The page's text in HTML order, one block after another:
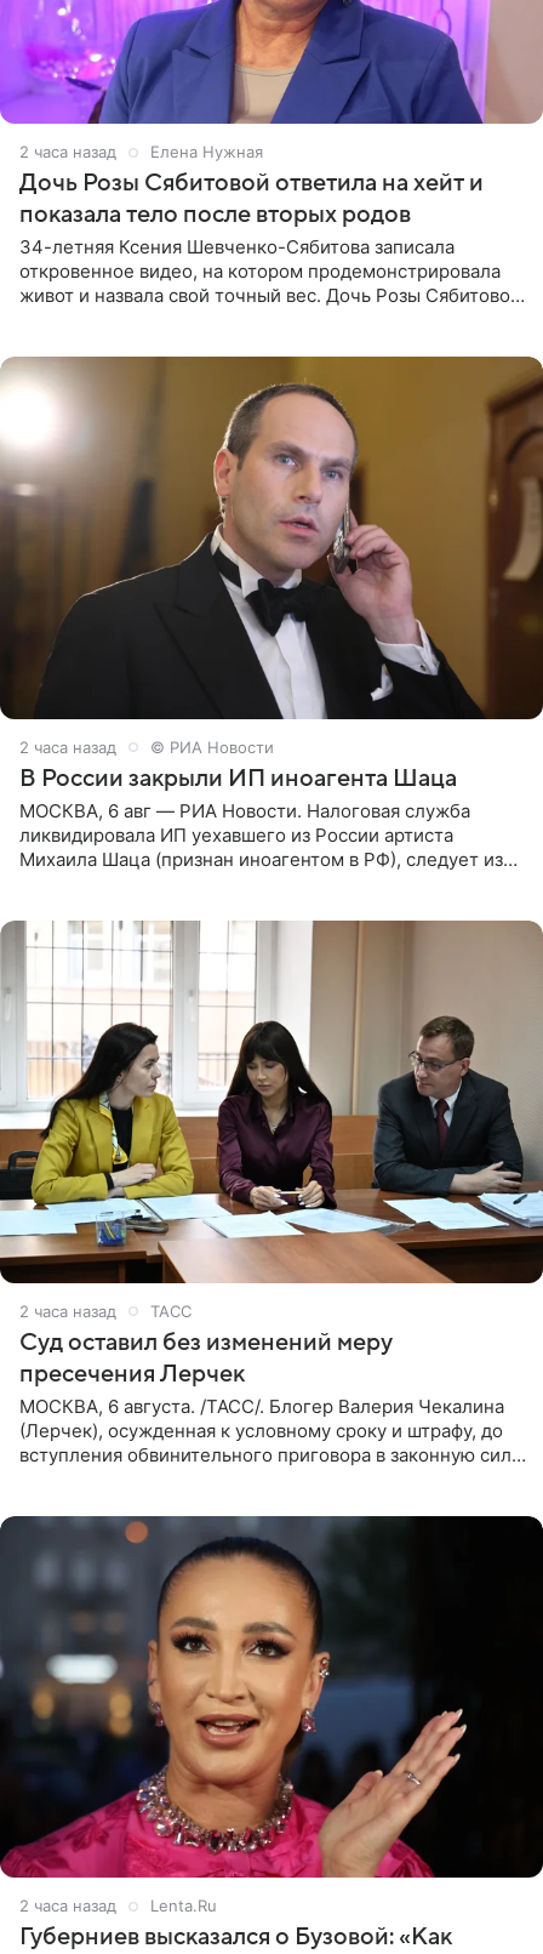
2 часа назад Елена Нужная
Дочь Розы Сябитовой ответила на хейт и
показала тело после вторых родов
34-летняя Ксения Шевченко-Сябитова записала
откровенное видео, на котором продемонстрировала
живот и назвала свой точный вес. Дочь Розы Сябитовой
2 часа назад © РИА Новости
В России закрыли ИП иноагента Шаца
МОСКВА, 6 авг — РИА Новости. Налоговая служба
ликвидировала ИП уехавшего из России артиста
Михаила Шаца (признан иноагентом в РФ), следует из
2 часа назад ТАСС
Суд оставил без изменений меру
пресечения Лерчек
МОСКВА, 6 августа. /ТАСС/. Блогер Валерия Чекалина
(Лерчек), осужденная к условному сроку и штрафу, до
вступления обвинительного приговора в законную силу
2 часа назад Lenta.Ru
Губерниев высказался о Бузовой: «Как